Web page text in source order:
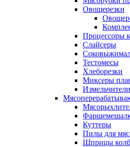
Овощерезки
Процессоры
Слайсеры
Тестомесы
Хлеборезки
Миксеры
Измельчители
Куттеры
Пилы для
Шприцы